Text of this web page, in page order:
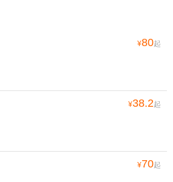
¥80起
¥38.2起
¥70起